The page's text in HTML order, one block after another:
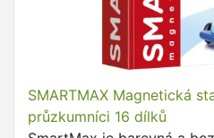
SMARTMAX Magnetická
průzkumníci 16 dílků